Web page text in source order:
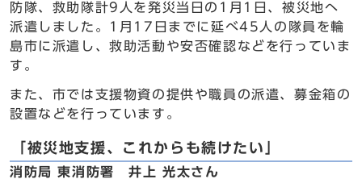
防隊、救助隊計9人を発災当日の1月1日、被災地へ
派遣しました。1月17日までに延べ45人の隊員を輪
島市に派遣し、救助活動や安否確認などを行っていま
す。
また、市では支援物資の提供や職員の派遣、募金箱の
設置などを行っています。
「被災地支援、これからも続けたい」
消防局 東消防署 井上 光太さん